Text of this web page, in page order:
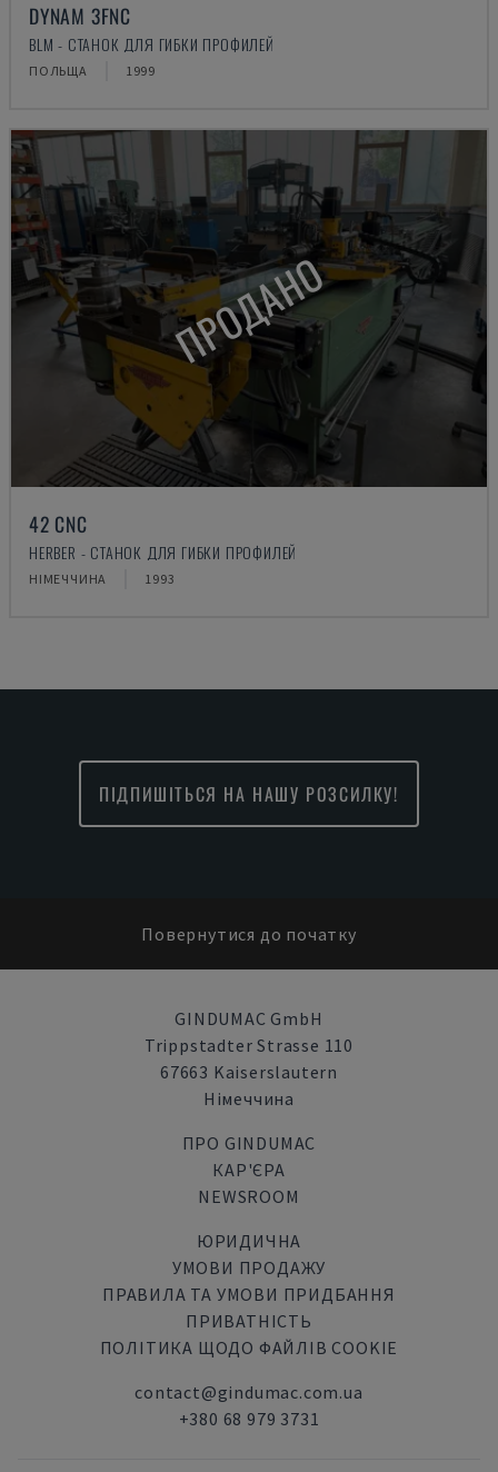
DYNAM 3FNC
BLM - СТАНОК ДЛЯ ГИБКИ ПРОФИЛЕЙ
ПОЛЬЩА 1999
ПРОДАНО
42 CNC
HERBER - СТАНОК ДЛЯ ГИБКИ ПРОФИЛЕЙ
НІМЕЧЧИНА 1993
ПІДПИШІТЬСЯ НА НАШУ РОЗСИЛКУ!
Повернутися до початку
GINDUMAC GmbH
Trippstadter Strasse 110
67663 Kaiserslautern
Німеччина
ПРО GINDUMAC
КАР'ЄРА
NEWSROOM
ЮРИДИЧНА
УМОВИ ПРОДАЖУ
ПРАВИЛА ТА УМОВИ ПРИДБАННЯ
ПРИВАТНІСТЬ
ПОЛІТИКА ЩОДО ФАЙЛІВ COOKIE
contact@gindumac.com.ua
+380 68 979 3731